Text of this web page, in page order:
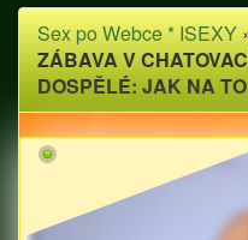
Sex po Webce * ISEXY
ZÁBAVA V
DOSPĚLÉ: JAK NA